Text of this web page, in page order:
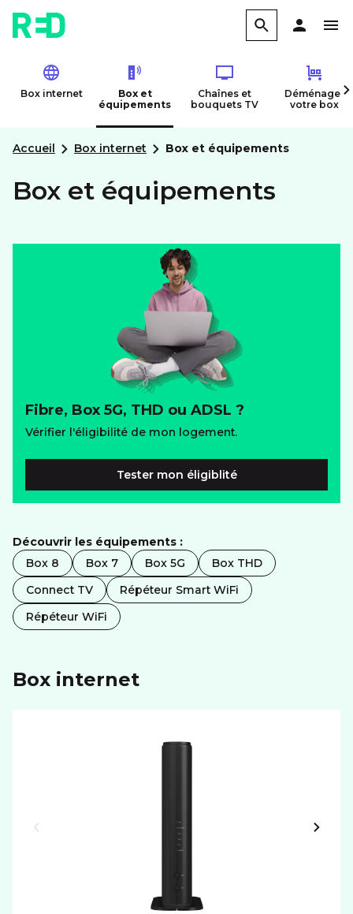
Box internet
Box et
équipements
Chaînes et
bouquets TV
Déménager
votre box
Accueil Box internet Box et équipements
Box et équipements
Fibre, Box 5G, THD ou ADSL ?
Vérifier l'éligibilité de mon logement.
Tester mon éligiblité
Découvrir les équipements :
Box 8
Box 7 Box 5G
Box THD
Connect TV
Répéteur Smart WiFi
Répéteur WiFi
Box internet